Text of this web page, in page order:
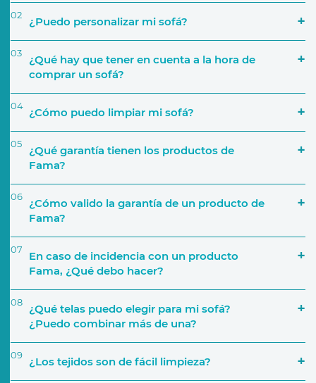
‘Encuentra tu tienda’
02 ¿Puedo personalizar mi sofá?
Simulador
03
¿Qué hay que tener en cuenta a la hora de
comprar un sofá?
El espacio que va a ocupar
Número de personas que lo van a utilizar
04 ¿Cómo puedo limpiar mi sofá?
05
¿Qué garantía tienen los productos de
Fama?
06
¿Cómo valido la garantía de un producto de
Fama?
Activar Garantía
07
En caso de incidencia con un producto
Fama, ¿Qué debo hacer?
08
¿Qué telas puedo elegir para mi sofá?
¿Puedo combinar más de una?
09 ¿Los tejidos son de fácil limpieza?